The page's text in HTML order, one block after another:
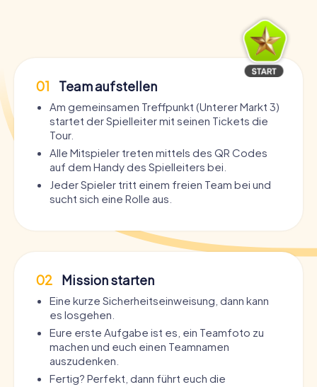
01 Team aufstellen
Am gemeinsamen Treffpunkt (Unterer Markt 3)
startet der Spielleiter mit seinen Tickets die
Tour.
Alle Mitspieler treten mittels des QR Codes
auf dem Handy des Spielleiters bei.
Jeder Spieler tritt einem freien Team bei und
sucht sich eine Rolle aus.
02 Mission starten
Eine kurze Sicherheitseinweisung, dann kann
es losgehen.
Eure erste Aufgabe ist es, ein Teamfoto zu
machen und euch einen Teamnamen
auszudenken.
Fertig? Perfekt, dann führt euch die